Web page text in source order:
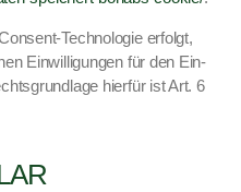
Tech­nolo­gie erfol­gt,
Ein­willi­gun­gen für den Ein­
hier­für ist Art. 6